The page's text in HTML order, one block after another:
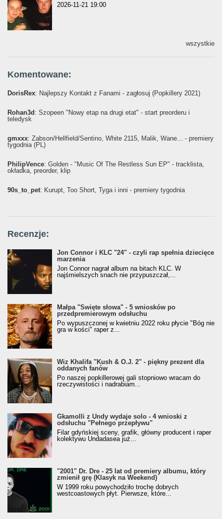
2026-11-21 19:00
wszystkie
Komentowane:
DorisRex: Najlepszy Kontakt z Fanami - zagłosuj (Popkillery 2021)
Rohan3d: Szopeen "Nowy etap na drugi etat" - start preorderu i
teledysk
gmxxx: Żabson/Hellfield/Sentino, White 2115, Malik, Wane... - premiery
tygodnia (PL)
PhilipVence: Golden - "Music Of The Restless Sun EP" - tracklista,
okładka, preorder, klip
90s_to_pet: Kurupt, Too Short, Tyga i inni - premiery tygodnia
Recenzje:
Jon Connor i KLC "24" - czyli rap spełnia dziecięce
marzenia
Jon Connor nagrał album na bitach KLC. W
najśmielszych snach nie przypuszczał,...
Małpa "Święte słowa" - 5 wniosków po
przedpremierowym odsłuchu
Po wypuszczonej w kwietniu 2022 roku płycie "Bóg nie
gra w kości" raper z...
Wiz Khalifa "Kush & O.J. 2" - piękny prezent dla
oddanych fanów
Po naszej popkillerowej gali stopniowo wracam do
rzeczywistości i nadrabiam...
Gkamolli z Undy wydaje solo - 4 wnioski z
odsłuchu "Pełnego przepływu"
Filar gdyńskiej sceny, grafik, główny producent i raper
kolektywu Undadasea już...
"2001" Dr. Dre - 25 lat od premiery albumu, który
zmienił grę (Klasyk na Weekend)
W 1999 roku powychodziło trochę dobrych
westcoastowych płyt. Pierwsze, które...